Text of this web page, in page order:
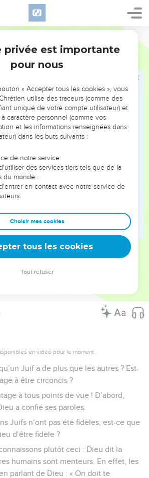
Saints on lit : « À cause de vous,
juifs insultent le nom de Dieu. »
fais ce que la loi demande, la
Mais quand tu n’obéis pas à la loi,
tu es comme un homme qui n’est
homme n’est pas circoncis, mais il
Est-ce que Dieu ne va pas faire comme
pas circoncis dans son corps, mais il
tu as la loi écrite et la circoncision !
n’est pas celui qui se conduit
un Juif, et la vraie circoncision, ce
sur le corps.
celui qui est juif au-dedans, et la vraie
du cœur. Elle vient de l’Esprit de
écrite. Le vrai Juif ne reçoit pas sa
la reçoit de Dieu.
Bibli’O, 2000, avec autorisation. Pour vous procurer
en vidéo pour le moment.
Juif a de plus que les autres ? Est-
à être circoncis ?
à tous points de vue ! D’abord,
a confié ses paroles.
Juifs n’ont pas été fidèles, est-ce que
d’être fidèle ?
plutôt ceci : Dieu dit la
humains sont menteurs. En effet, les
parlant de Dieu : « On doit te
privée est importante
pour nous
« Accepter tous les cookies », vous
utilise des traceurs (comme des
unique de votre compte utilisateur) et
caractère personnel (comme vos
et les informations renseignées dans
dans les buts suivants :
de notre service
des services tiers tels que de la
du monde…
en contact avec notre service de
Choisir mes cookies
tous les cookies
Tout refuser